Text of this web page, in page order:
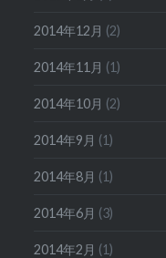
2014年12月 (2)
2014年11月 (1)
2014年10月 (2)
2014年9月 (1)
2014年8月 (1)
2014年6月 (3)
2014年2月 (1)